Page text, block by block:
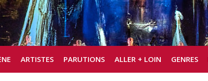
ARTISTES PARUTIONS ALLER + LOIN GENRES